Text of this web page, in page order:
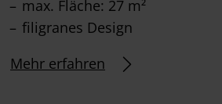
max. Fläche: 27 m²
filigranes Design
Mehr erfahren